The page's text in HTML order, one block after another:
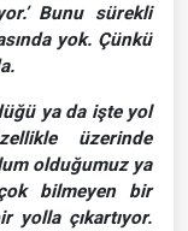
Bunu sürekli
yok. Çünkü
ya da işte yol
üzerinde
olduğumuz ya
bilmeyen bir
yolla çıkartıyor.